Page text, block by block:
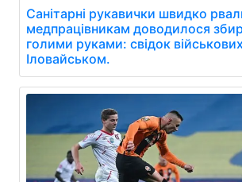
Санітарні рукавички швидко
медпрацівникам доводилося
голими руками: свідок
Іловайськом.